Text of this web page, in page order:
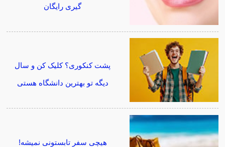
گیری رایگان
پشت کنکوری؟ کلیک کن و سال
دیگه تو بهترین دانشگاه هستی
هیچی سفر تابستونی نمیشه!